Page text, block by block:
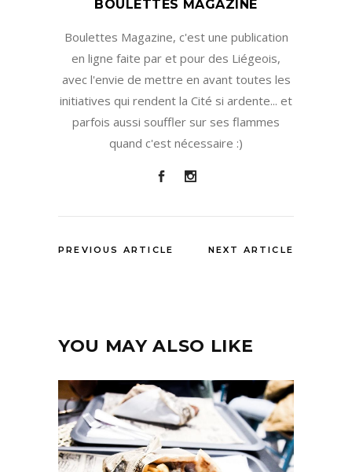
BOULETTES MAGAZINE
Boulettes Magazine, c'est une publication
en ligne faite par et pour des Liégeois,
avec l'envie de mettre en avant toutes les
initiatives qui rendent la Cité si ardente... et
parfois aussi souffler sur ses flammes
quand c'est nécessaire :)
PREVIOUS ARTICLE NEXT ARTICLE
YOU MAY ALSO LIKE